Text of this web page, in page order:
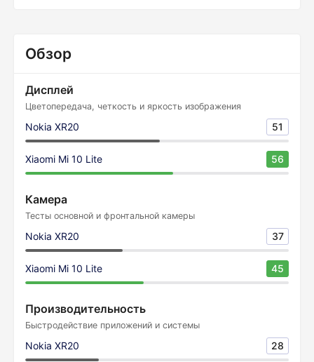
Обзор
Дисплей
Цветопередача, четкость и яркость изображения
Nokia XR20 51
Xiaomi Mi 10 Lite 56
Камера
Тесты основной и фронтальной камеры
Nokia XR20 37
Xiaomi Mi 10 Lite 45
Производительность
Быстродействие приложений и системы
Nokia XR20 28